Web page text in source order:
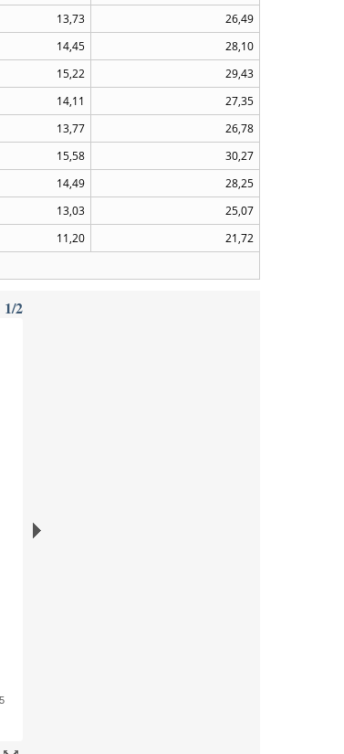
13,73
26,49
14,45
28,10
15,22
29,43
14,11
27,35
13,77
26,78
15,58
30,27
14,49
28,25
13,03
25,07
11,20
21,72